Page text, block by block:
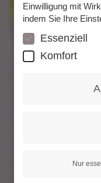
Einwilligung mit
indem Sie Ihre
Essenziell
Komfort
Nur